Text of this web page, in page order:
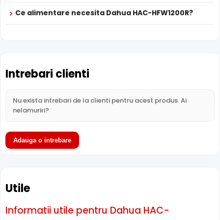
eliminand riscul de suprasaturare a imaginii la distante
BLC (Compensare Lumina)
dotata camera Dahua HAC-HFW1200R, permite ca
Ce alimentare necesita Dahua HAC-HFW1200R?
Intrebari clienti
Nu exista intrebari de la clienti pentru acest produs. Ai
nelamuriri?
Adauga o intrebare
Utile
Informatii utile pentru Dahua HAC-